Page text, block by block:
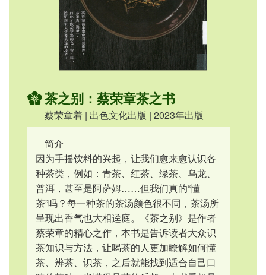
茶之别：蔡荣章茶之书
蔡荣章着 | 出色文化出版 | 2023年出版
简介
因为手摇饮料的兴起，让我们愈来愈认识各
种茶类，例如：青茶、红茶、绿茶、乌龙、
普洱，甚至是阿萨姆……但我们真的“懂
茶”吗？每一种茶的茶汤颜色很不同，茶汤所
呈现出香气也大相迳庭。《茶之别》是作者
蔡荣章的精心之作，本书是告诉读者大众识
茶知识与方法，让喝茶的人更加瞭解如何懂
茶、辨茶、识茶，之后就能找到适合自己口